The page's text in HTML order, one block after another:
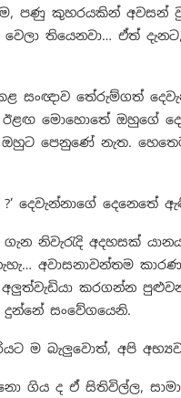
පණු කුහරයකින් අවසන්
වෙලා තියෙනවා… ඒත්
සංඥාව තේරුම්ගත්
ඊළඟ මොහොතේ ඔහුගේ
පෙනුණේ නැත.
දෙවැන්නාගේ
නිවැරැදි අදහසක්
අවාසනාවන්තම
අලුත්වැඩියා කරගන්න
සංවේගයෙනි.
ම බැලුවොත්, අපි
ගිය ද ඒ සිතිවිල්ල,